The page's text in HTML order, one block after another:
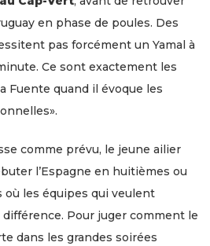
en phase de poules. Des
pas forcément un Yamal à
Ce sont exactement les
Fuente quand il évoque les
comme prévu, le jeune ailier
l’Espagne en huitièmes ou
les équipes qui veulent
Pour juger comment le
dans les grandes soirées